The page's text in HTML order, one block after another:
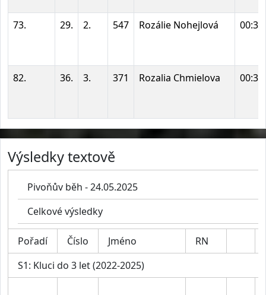
73. 29. 2. 547 Rozálie Nohejlová
82. 36. 3. 371 Rozalia Chmielova
Výsledky textově
Pivoňův běh - 24.05.2025
Celkové výsledky
Pořadí Číslo Jméno RN
S1: Kluci do 3 let (2022-2025)